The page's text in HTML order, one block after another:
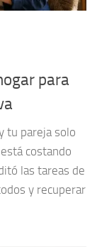
para
tu pareja solo
costando
las tareas de
y recuperar